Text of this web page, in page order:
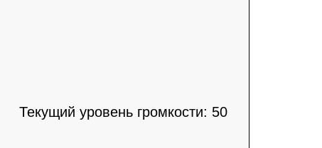
Текущий уровень громкости: 50